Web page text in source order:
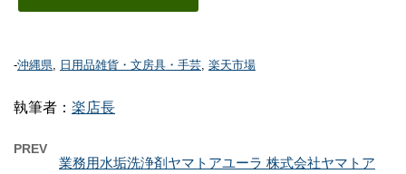
-沖縄県, 日用品雑貨・文房具・手芸, 楽天市場
執筆者： 楽店長
PREV
業務用水垢洗浄剤ヤマトアユーラ 株式会社ヤマトア